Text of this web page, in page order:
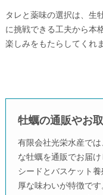
タレと薬味の選択は、生
に挑戦できる工夫から本
楽しみをもたらしてくれ
牡蠣の通販やお
有限会社光栄水産で
な牡蠣を通販でお届
シードとバスケット
厚な味わいが特徴で